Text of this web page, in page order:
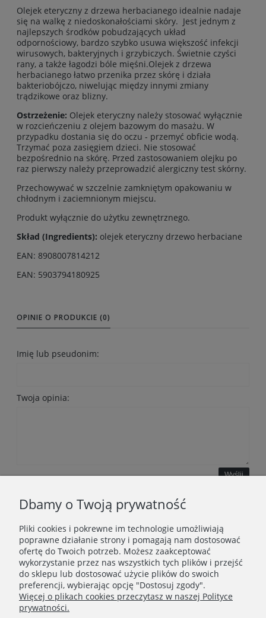
Olejek eteryczny z drzewa herbacianego idealnie nadaje
się na walkę z niedoskonałościami skóry. Jest jednym z
najlepszych środków pobudzających układ
odpornościowy, bardzo szybko usuwa większość infekcji
wirusowych, bakteryjnych i grzybiczych. Świetnie czyści
rany, a także łagodzi bóle mięśni.Olejek z drzewa
herbacianego łatwo przenika przez skórę i działa
bakteriobójczo, niwelując między innymi zmiany
trądzikowe oraz blizny.
Ostrzeżenie: Olejek eteryczny należy stosować wyłącznie
w rozcieńczeniu z olejem bazowym do masażu. W
przypadku dostania się do oczu - przemyć obficie wodą.
Trzymać poza zasięgiem dzieci. Nie stosować
bezpośrednio na skórę. Przed zastosowaniem olejku po
raz pierwszy należy przeprowadzić alergiczny test skórny.
Przechowywać w szczelnie zamkniętym opakowaniu w
chłodnym i zaciemnionym miejscu.
Produkt wyłącznie do użytku zewnętrznego.
Skład (Ingredients): olejek eteryczny drzewo herbaciane
EAN: 8908007814212
EAN: 5903794180925
OPINIE O PRODUKCIE (0)
Imię lub pseudonim:
Twoja opinia:
Wyślij
WAŻNE INFORMACJE
POLECANE STRONY
Dbamy o Twoją prywatność
Pliki cookies i pokrewne im technologie umożliwiają
poprawne działanie strony i pomagają nam dostosować
ofertę do Twoich potrzeb. Możesz zaakceptować
wykorzystanie przez nas wszystkich tych plików i przejść
do sklepu lub dostosować użycie plików do swoich
preferencji, wybierając opcję "Dostosuj zgody".
Więcej o plikach cookies przeczytasz w naszej Polityce
prywatności.